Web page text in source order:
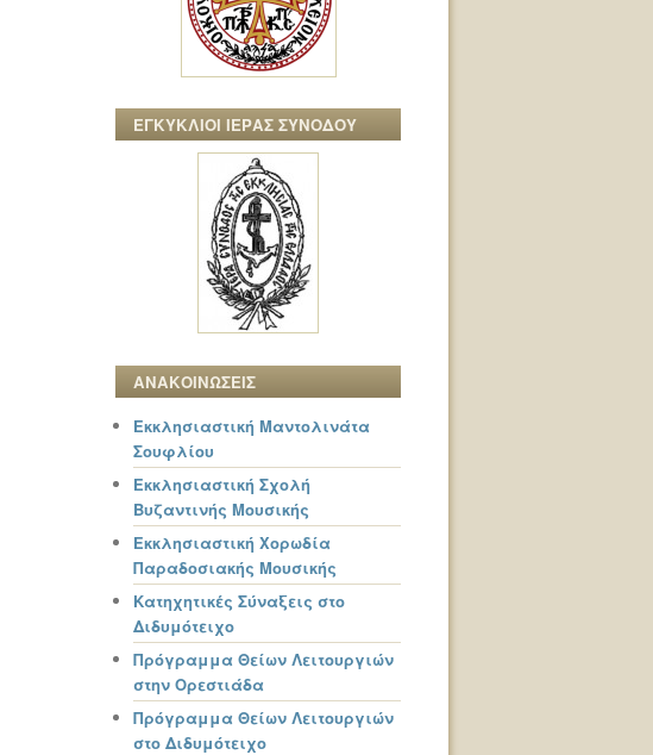
ΕΓΚΥΚΛΙΟΙ ΙΕΡΑΣ ΣΥΝΟΔΟΥ
ΑΝΑΚΟΙΝΩΣΕΙΣ
Εκκλησιαστική Μαντολινάτα
Σουφλίου
Εκκλησιαστική Σχολή
Βυζαντινής Μουσικής
Εκκλησιαστική Χορωδία
Παραδοσιακής Μουσικής
Κατηχητικές Σύναξεις στο
Διδυμότειχο
Πρόγραμμα Θείων Λειτουργιών
στην Ορεστιάδα
Πρόγραμμα Θείων Λειτουργιών
στο Διδυμότειχο